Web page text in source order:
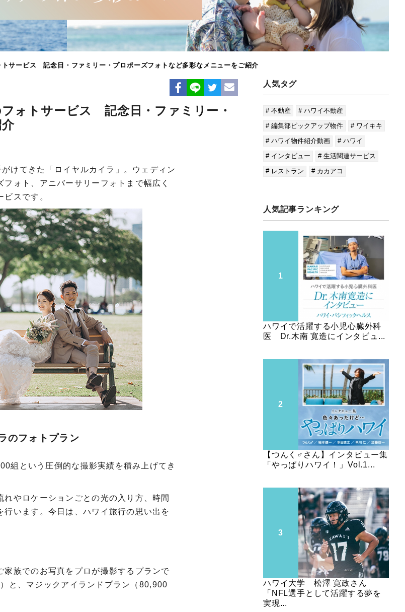
サービス 記念日・ファミリー・プロポーズフォトなど多彩なメニューをご紹介
ォトサービス 記念日・ファミリー・
けてきた「ロイヤルカイラ」。ウェディン
ォト、アニバーサリーフォトまで幅広く
スです。
のフォトプラン
組という圧倒的な撮影実績を積み上げてき
やロケーションごとの光の入り方、時間
います。今日は、ハワイ旅行の思い出を
族でのお写真をプロが撮影するプランで
と、マジックアイランドプラン（80,900
人気タグ
# 不動産
# ハワイ不動産
# 編集部ピックアップ物件
# ワイキキ
# ハワイ物件紹介動画
# ハワイ
# インタビュー
# 生活関連サービス
# レストラン
# カカアコ
人気記事ランキング
ハワイで活躍する小児心臓外科
医 Dr.木南 寛造にインタビュ...
【つんく♂さん】インタビュー集
「やっぱりハワイ！」Vol.1...
ハワイ大学 松澤 寛政さん
「NFL選手として活躍する夢を
実現...